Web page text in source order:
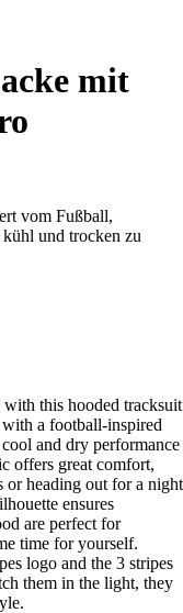
mit
vom Fußball,
und trocken zu
this hooded tracksuit
a football-inspired
and dry performance
offers great comfort,
or heading out for a night
ensures
are perfect for
time for yourself.
logo and the 3 stripes
them in the light, they